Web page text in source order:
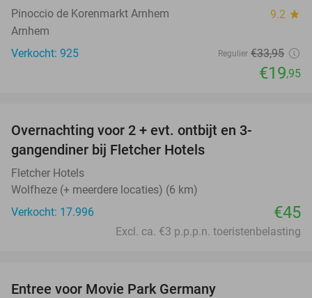
Pinoccio de Korenmarkt Arnhem 9.2 star
Arnhem
Verkocht: 925
Regulier €33,95
€19,95
Overnachting voor 2 + evt. ontbijt en 3-
gangendiner bij Fletcher Hotels
Fletcher Hotels
Wolfheze (+ meerdere locaties) (6 km)
Verkocht: 17.996
€45
Excl. ca. €3 p.p.p.n. toeristenbelasting
Entree voor Movie Park Germany